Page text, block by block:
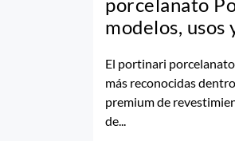
modelos, usos
El portinari
más reconocidas
premium de
de...